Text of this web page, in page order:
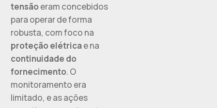
tensão eram concebidos
para operar de forma
robusta, com foco na
proteção elétrica e na
continuidade do
fornecimento. O
monitoramento era
limitado, e as ações